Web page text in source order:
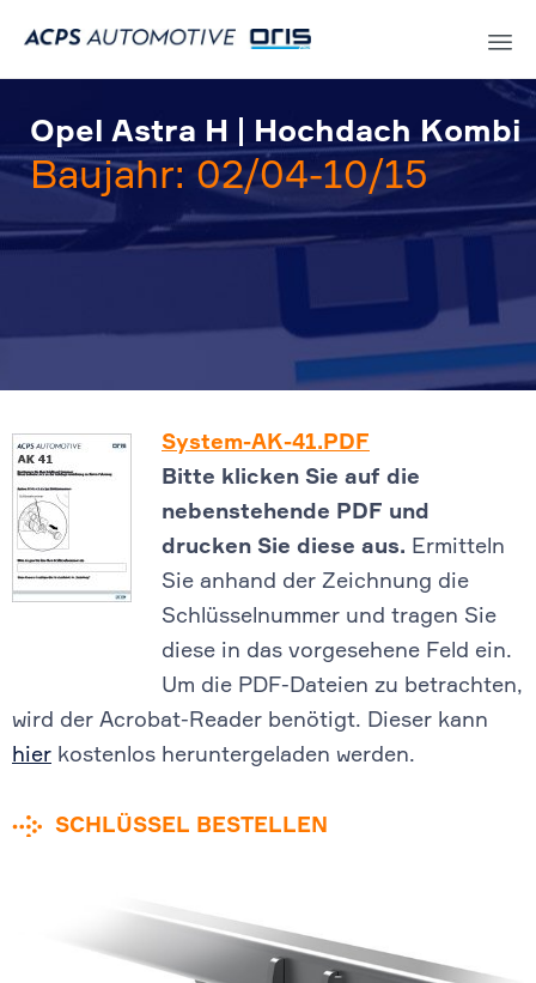
to
Opel Astra H | Hochdach Kombi
Baujahr: 02/04-10/15
System-AK-41.PDF
Bitte klicken Sie auf die
nebenstehende PDF und
drucken Sie diese aus. Ermitteln
Sie anhand der Zeichnung die
Schlüsselnummer und tragen Sie
diese in das vorgesehene Feld ein.
Um die PDF-Dateien zu betrachten,
wird der Acrobat-Reader benötigt. Dieser kann
hier kostenlos heruntergeladen werden.
SCHLÜSSEL BESTELLEN